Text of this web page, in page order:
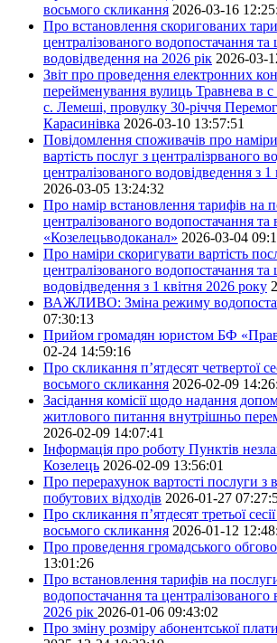
восьмого скликання 2026-03-16
Про встановлення скоригованих
централізованого водопостачання та
водовідведення на 2026 рік 2026-03-
Звіт про проведення електронних
перейменування вулиць Травнева в
с. Лемеші, провулку 30-річчя
Карасинівка 2026-03-10 13:57:51
Повідомлення споживачів про
вартість послуг з централізрваного
централізованого водовідведення з
2026-03-05 13:24:32
Про намір встановлення тарифів на
централізованого водопостачання
«Козелецьводоканал» 2026-03-04
Про наміри скоригувати вартість
централізованого водопостачання та
водовідведення з 1 квітня 2026 року
ВАЖЛИВО: Зміна режиму
07:30:13
Прийом громадян юристом БФ
02-24 14:59:16
Про скликання п’ятдесят четвертої
восьмого скликання 2026-02-09
Засідання комісії щодо надання
житлового питання внутрішньо
2026-02-09 14:07:41
Інформація про роботу Пунктів
Козелець 2026-02-09 13:56:01
Про перерахунок вартості послуги з
побутових відходів 2026-01-27
Про скликання п’ятдесят третьої
восьмого скликання 2026-01-12
Про проведення громадського
13:01:26
Про встановлення тарифів на
водопостачання та централізованого
2026 рік 2026-01-06 09:43:02
Про зміну розміру абонентської